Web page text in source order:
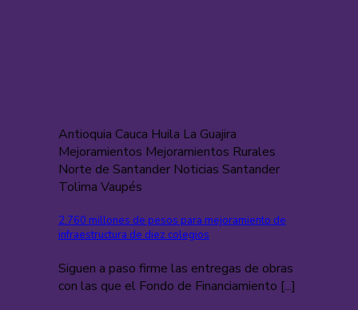
Antioquia Cauca Huila La Guajira
Mejoramientos Mejoramientos Rurales
Norte de Santander Noticias Santander
Tolima Vaupés
2.760 millones de pesos para mejoramiento de
infraestructura de diez colegios
Siguen a paso firme las entregas de obras
con las que el Fondo de Financiamiento [...]